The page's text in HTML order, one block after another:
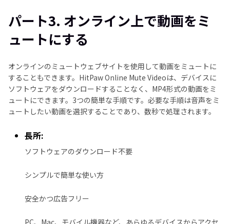
パート3. オンライン上で動画をミ
ュートにする
オンラインのミュートウェブサイトを使用して動画をミュートに
することもできます。HitPaw Online Mute Videoは、デバイスに
ソフトウェアをダウンロードすることなく、MP4形式の動画をミ
ュートにできます。3つの簡単な手順です。必要な手順は音声をミ
ュートしたい動画を選択することであり、数秒で処理されます。
長所:
ソフトウェアのダウンロード不要
シンプルで簡単な使い方
安全かつ広告フリー